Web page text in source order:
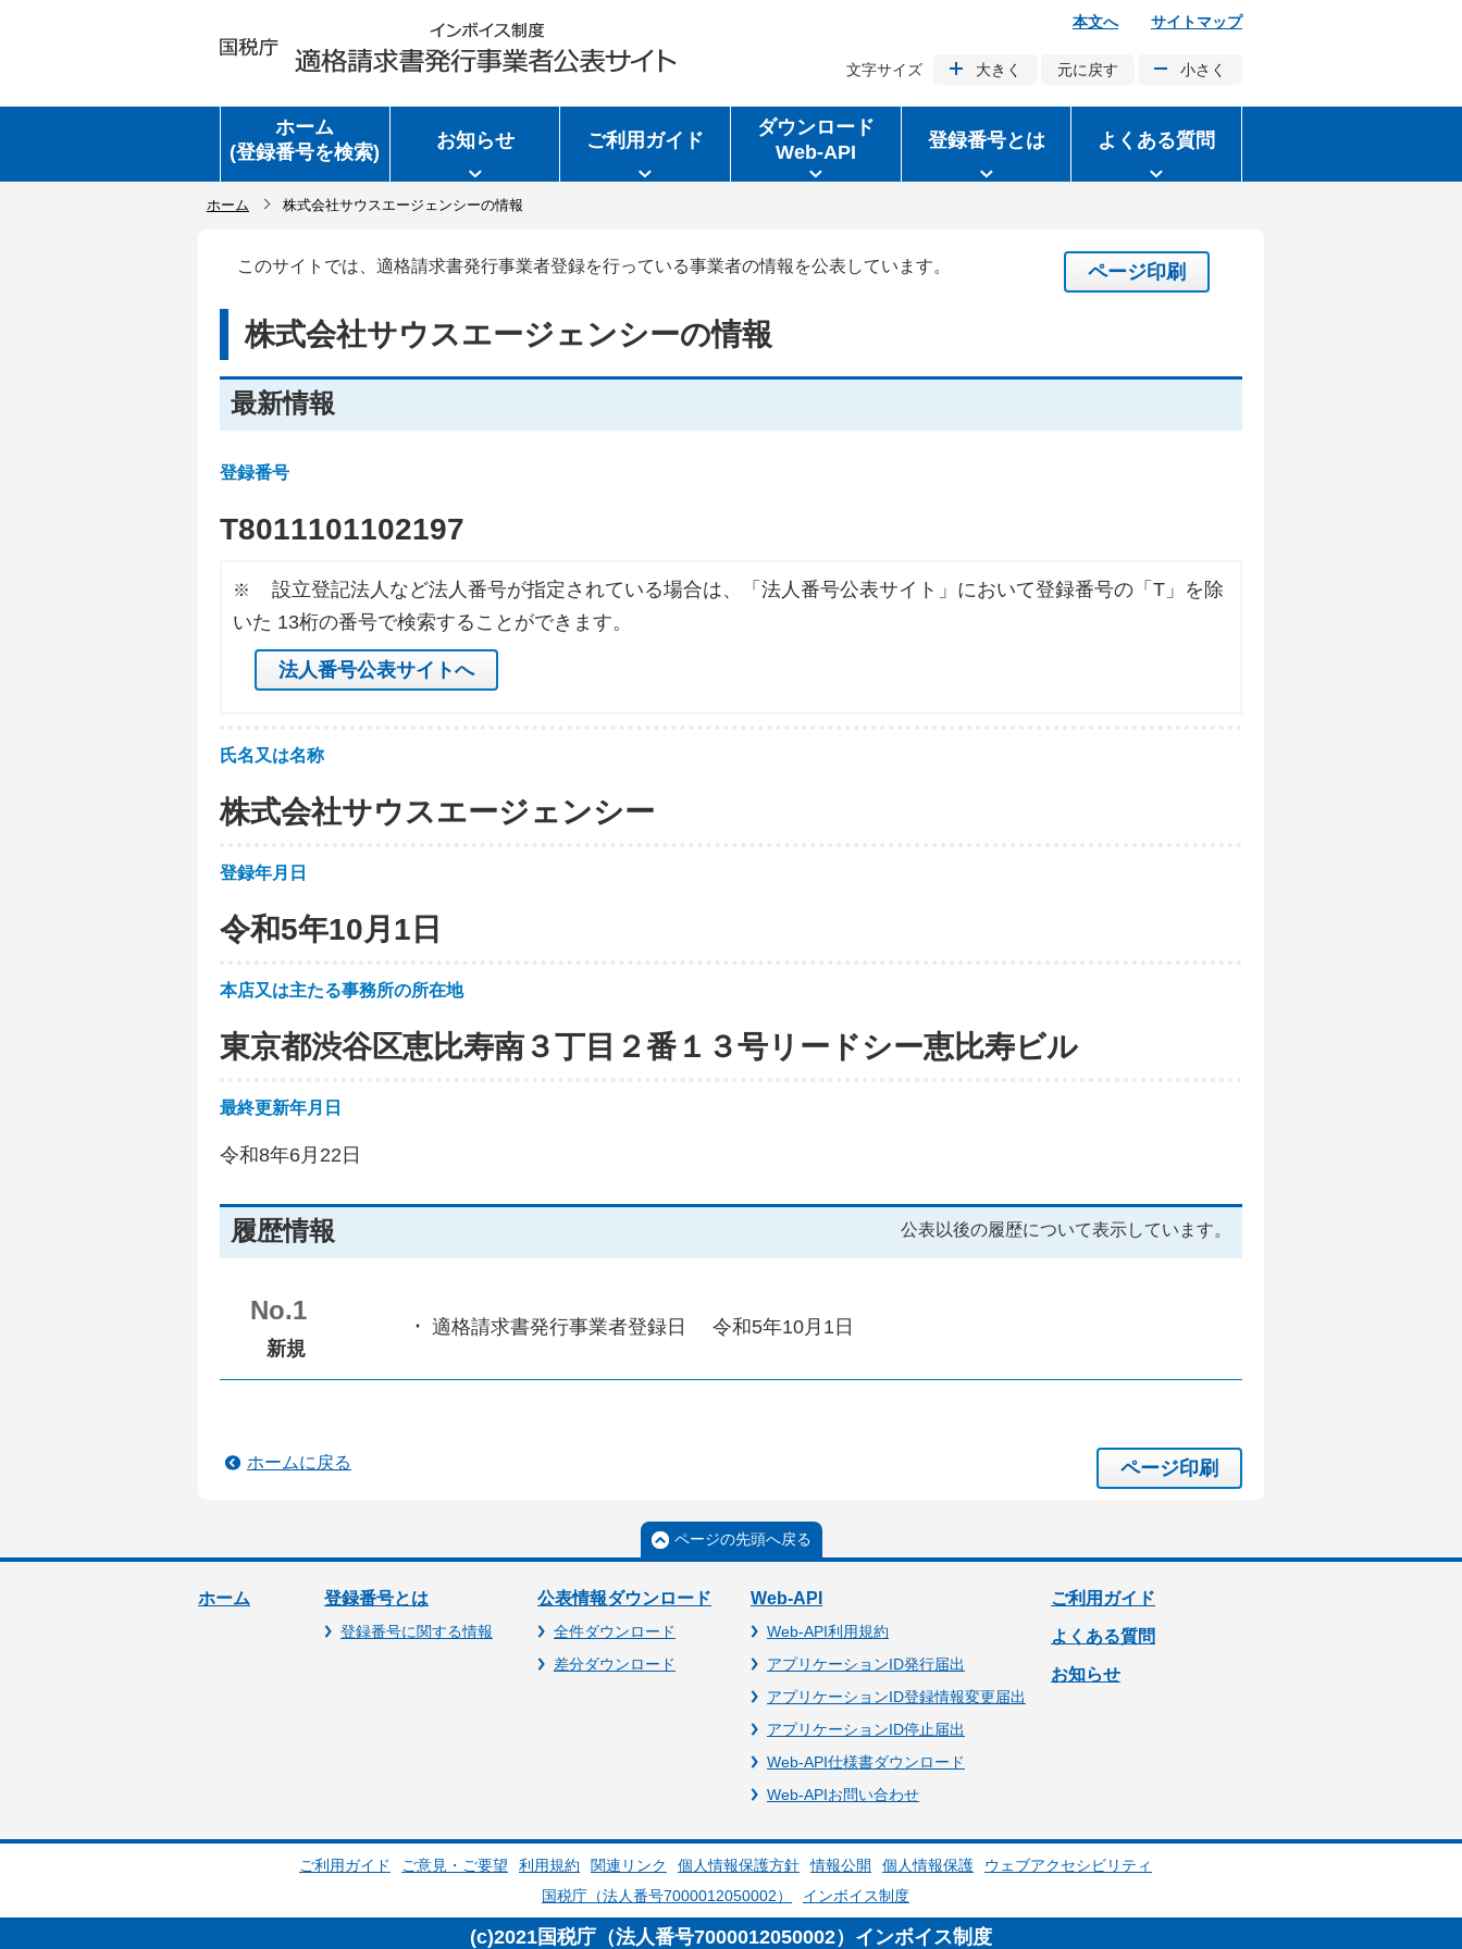
本文へ サイトマップ
文字サイズ 大きく 元に戻す 小さく
ホーム
(登録番号を検索)
お知らせ ご利用ガイド
ダウンロード
Web-API
登録番号とは よくある質問
ホーム 株式会社サウスエージェンシーの情報
このサイトでは、適格請求書発行事業者登録を行っている事業者の情報を公表しています。 ページ印刷
株式会社サウスエージェンシーの情報
最新情報
登録番号
T8011101102197
※
設立登記法人など法人番号が指定されている場合は、「法人番号公表サイト」において登録番号の「T」を除
いた 13桁の番号で検索することができます。
法人番号公表サイトへ
氏名又は名称
株式会社サウスエージェンシー
登録年月日
令和5年10月1日
本店又は主たる事務所の所在地
東京都渋谷区恵比寿南３丁目２番１３号リードシー恵比寿ビル
最終更新年月日
令和8年6月22日
履歴情報 公表以後の履歴について表示しています。
No.1
新規
適格請求書発行事業者登録日 令和5年10月1日
ページ印刷
ホームに戻る
ページの先頭へ戻る
ホーム 登録番号とは
登録番号に関する情報
公表情報ダウンロード
全件ダウンロード
差分ダウンロード
Web-API
Web-API利用規約
アプリケーションID発行届出
アプリケーションID登録情報変更届出
アプリケーションID停止届出
Web-API仕様書ダウンロード
Web-APIお問い合わせ
ご利用ガイド
よくある質問
お知らせ
ご利用ガイド ご意見・ご要望 利用規約 関連リンク 個人情報保護方針 情報公開 個人情報保護
ウェブアクセシビリティ
国税庁（法人番号7000012050002）
インボイス制度
(c)2021国税庁（法人番号7000012050002）インボイス制度